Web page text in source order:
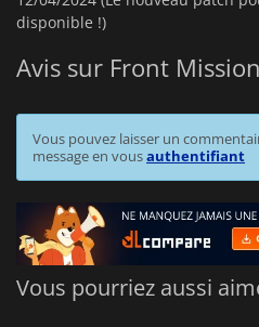
disponible !)
Avis sur Front
Vous pouvez laisser un
message en vousauthentifiant
Vous pourriez aussi